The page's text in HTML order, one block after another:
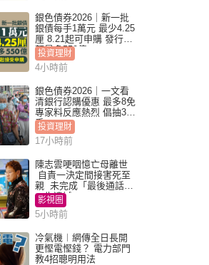
銀色債券2026｜新一批
銀債每手1萬元 最少4.25
厘 8.21起可申購 發行金
額最多550億
投資理財
4小時前
銀色債券2026｜一文看
清銀行認購優惠 最多8免
專家料反應熱烈 倡抽30
手
投資理財
17小時前
陳志雲哽咽憶亡母離世
自責一決定間接害死至
親 未完成「最後通話」
一生遺憾
影視圈
5小時前
冷氣機︱網傳全日長開
更慳電慳錢？ 電力部門
教4招聰明用法